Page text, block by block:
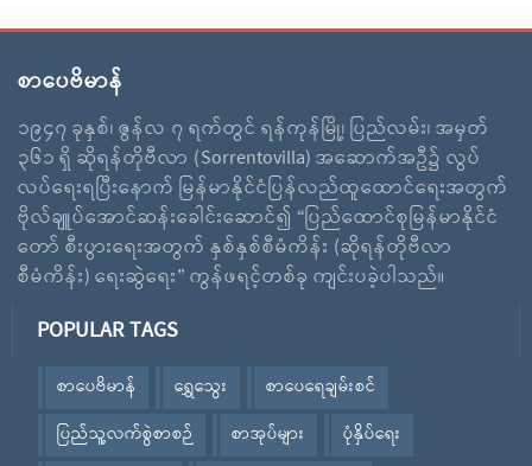
စာပေဗိမာန်
၁၉၄၇ ခုနှစ်၊ ဇွန်လ ၇ ရက်တွင် ရန်ကုန်မြို့၊ ပြည်လမ်း၊ အမှတ်
၃၆၁ ရှိ ဆိုရန်တိုဗီလာ (Sorrentovilla) အဆောက်အဦ၌ လွပ်
လပ်ရေးရပြီးနောက် မြန်မာနိုင်ငံပြန်လည်ထူထောင်ရေးအတွက်
ဗိုလ်ချူပ်အောင်ဆန်းခေါင်းဆောင်၍ “ပြည်ထောင်စုမြန်မာနိုင်ငံ
တော် စီးပွားရေးအတွက် နှစ်နှစ်စီမံကိန်း (ဆိုရန်တိုဗီလာ
စီမံကိန်း) ရေးဆွဲရေး” ကွန်ဖရင့်တစ်ခု ကျင်းပခဲ့ပါသည်။
POPULAR TAGS
စာပေဗိမာန် ရွှေသွေး
စာပေရေချမ်းစင်
ပြည်သူ့လက်စွဲစာစဉ်
စာအုပ်များ
ပုံနှိပ်ရေး